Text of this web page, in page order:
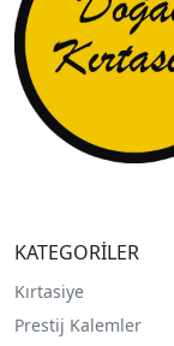
KATEGORİLER
Kırtasiye
Prestij Kalemler